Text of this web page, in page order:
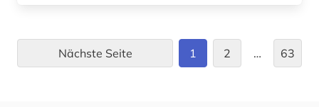
deutschland. bundesarbeitsgericht (1)
Nächste Seite 1 2 … 63